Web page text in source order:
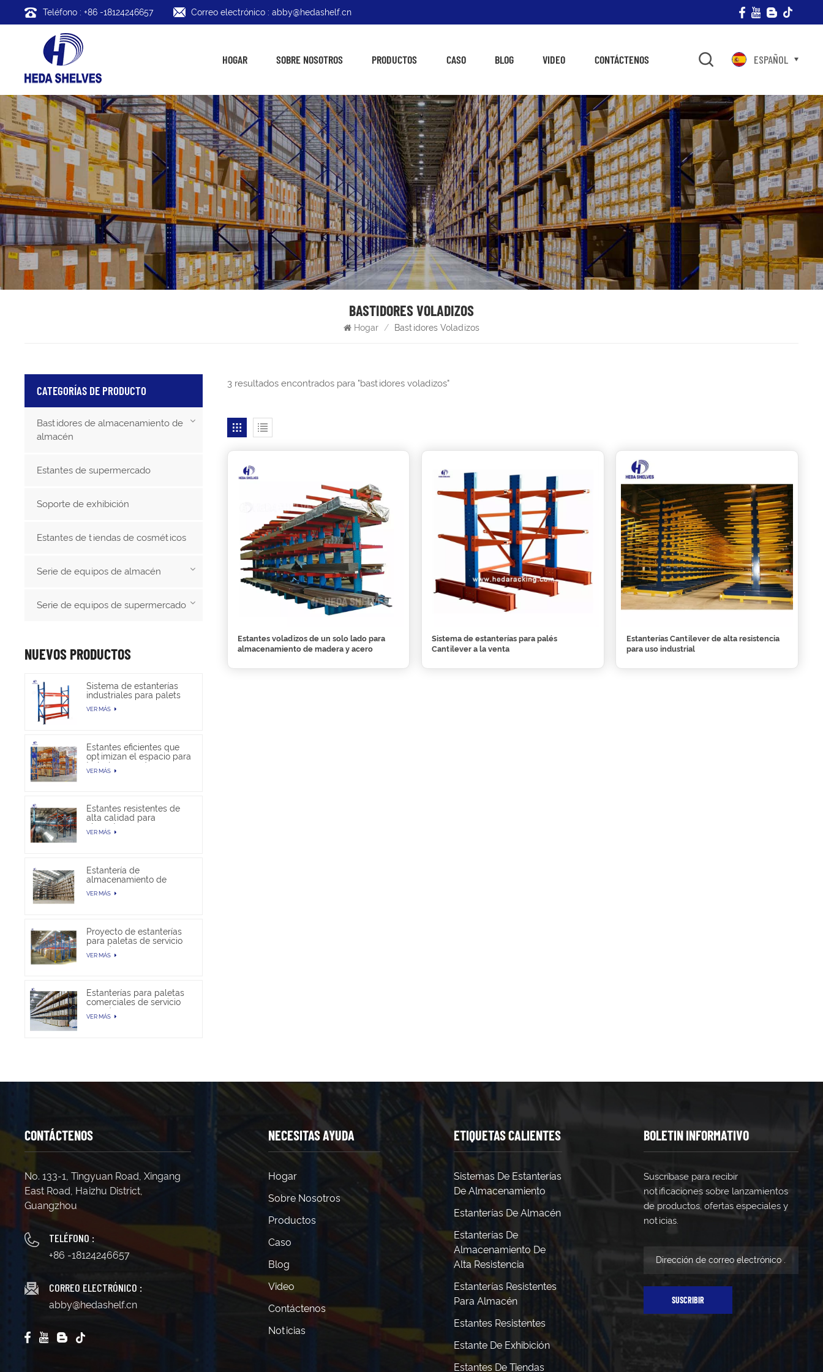
Teléfono : +86 -18124246657 Correo electrónico : abby@hedashelf.cn
HOGAR SOBRE NOSOTROS PRODUCTOS CASO BLOG VIDEO CONTÁCTENOS ESPAÑOL
BASTIDORES VOLADIZOS
Hogar / Bastidores Voladizos
3 resultados encontrados para "bastidores voladizos"
Estantes voladizos de un solo lado para
almacenamiento de madera y acero
Sistema de estanterías para palés
Cantilever a la venta
Estanterías Cantilever de alta resistencia
para uso industrial
CATEGORÍAS DE PRODUCTO
Bastidores de almacenamiento de
almacén
Estantes de supermercado
Soporte de exhibición
Estantes de tiendas de cosméticos
Serie de equipos de almacén
Serie de equipos de supermercado
NUEVOS PRODUCTOS
Sistema de estanterías
industriales para palets
de alta resistencia para
almacenamiento en
VER MÁS
Estantes eficientes que
optimizan el espacio para
trabajos pesados en
almacenes
VER MÁS
Estantes resistentes de
alta calidad para
almacén
VER MÁS
Estantería de
almacenamiento de
paletas selectivas en
venta
VER MÁS
Proyecto de estanterías
para paletas de servicio
pesado
VER MÁS
Estanterías para paletas
comerciales de servicio
pesado
VER MÁS
CONTÁCTENOS
No. 133-1, Tingyuan Road, Xingang
East Road, Haizhu District,
Guangzhou
TELÉFONO :
+86 -18124246657
CORREO ELECTRÓNICO :
abby@hedashelf.cn
NECESITAS AYUDA
Hogar
Sobre Nosotros
Productos
Caso
Blog
Video
Contáctenos
Noticias
ETIQUETAS CALIENTES
Sistemas De Estanterías
De Almacenamiento
Estanterías De Almacén
Estanterías De
Almacenamiento De
Alta Resistencia
Estanterías Resistentes
Para Almacén
Estantes Resistentes
Estante De Exhibición
Estantes De Tiendas
BOLETIN INFORMATIVO
Suscríbase para recibir
notificaciones sobre lanzamientos
de productos, ofertas especiales y
noticias.
SUSCRIBIR